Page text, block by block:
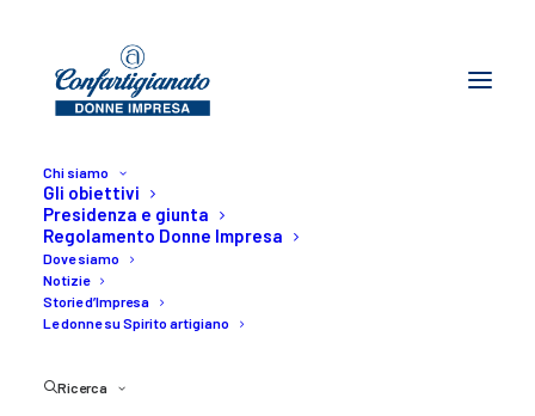
Chi siamo
Gli obiettivi
Presidenza e giunta
Regolamento Donne Impresa
Dove siamo
Notizie
Storie d’Impresa
Le donne su Spirito artigiano
Ricerca
COVID-19 – Il Governo
vara il decreto da 25